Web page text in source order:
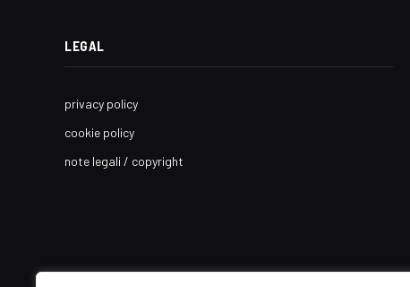
LEGAL
privacy policy
cookie policy
note legali / copyright